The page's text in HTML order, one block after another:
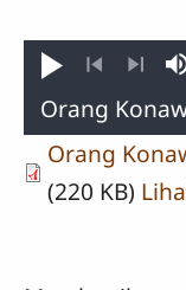
Putar
Sebelumnya
Orang
(220 KB)